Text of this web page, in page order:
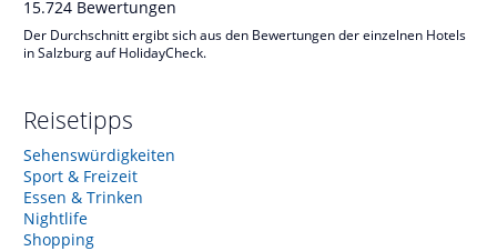
15.724 Bewertungen
Der Durchschnitt ergibt sich aus den Bewertungen der einzelnen Hotels
in Salzburg auf HolidayCheck.
Reisetipps
Sehenswürdigkeiten
Sport & Freizeit
Essen & Trinken
Nightlife
Shopping